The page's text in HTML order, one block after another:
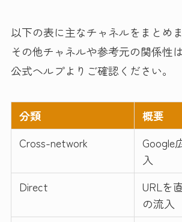
以下の表に主なチャネルをまとめま
その他チャネルや参考元の関係性
公式ヘルプよりご確認ください。
分類
概要
Cross-network
Google
入
Direct
URLを
の流入